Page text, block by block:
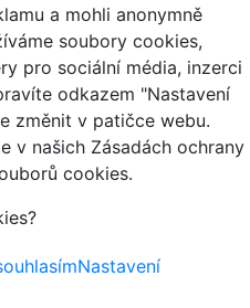
a mohli anonymně
soubory cookies,
pro sociální média, inzerci
odkazem "Nastavení
změnit v patičce webu.
v našich Zásadách ochrany
cookies.
Nastavení